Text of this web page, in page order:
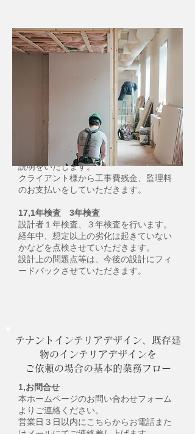
15,各種完了検査
工事が完成しましたら、各種必要な行政
検査、施工者検査、設計者検査、最後に
施主様検査を行います、
各検査指摘に上がった項目等の是正工事
が完成しましたらお引渡しです。
設計者立ち合いのもと、施工者から機器
等の取り扱い説明やアフターに関しての
説明をいたします。
クライアント様から工事費残金、監理料
のお支払いをしていただきます。
17,1年検査 3年検査
設計者１年検査、３年検査を行います。
経年中、想定以上の劣化は起きていない
かなどを点検させていただきます。
設計上の問題点等は、今後の設計にフィ
ードバックさせていただきます。
テナントインテリアデザイン、既存建
物のインテリアデザインを
ご依頼の場合の基本的業務フロー
1,お問合せ
本ホームページのお問い合わせフォーム
よりご連絡ください。
営業日３日以内にこちらからお電話また